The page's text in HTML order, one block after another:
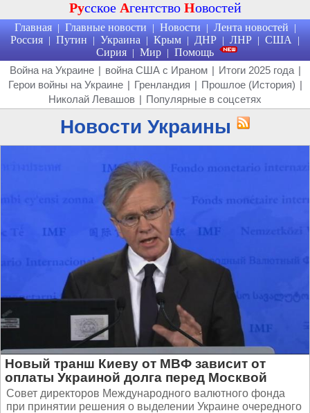
Русское Агентство Новостей
Главная | Главные новости | Новости | Лента новостей |
Россия | Путин | Украина | Крым | ДНР | ЛНР | США |
Сирия | Мир | Помощь
Война на Украине | война США с Ираном | Итоги 2025 года |
Герои войны на Украине | Гренландия | Прошлое (История) |
Николай Левашов | Популярные в соцсетях
Новости Украины
Новый транш Киеву от МВФ зависит от
оплаты Украиной долга перед Москвой
Совет директоров Международного валютного фонда
при принятии решения о выделении Украине очередного